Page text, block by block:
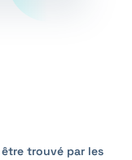
trouvé par les